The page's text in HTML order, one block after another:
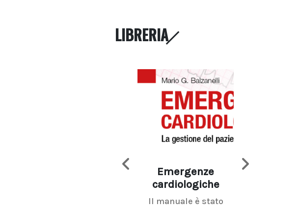
LIBRERIA
Emergenze
cardiologiche
Il manuale è stato